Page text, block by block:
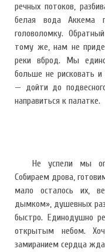
речных потоков,
белая вода Аккема
головоломку.
тому же, нам не
реки вброд. Мы
больше не рисковать
— дойти до
направиться к палатке.
Не успели мы
Собираем дрова,
мало осталось их,
дымком», душевных
быстро. Единодушно
открытым небом.
замиранием сердца